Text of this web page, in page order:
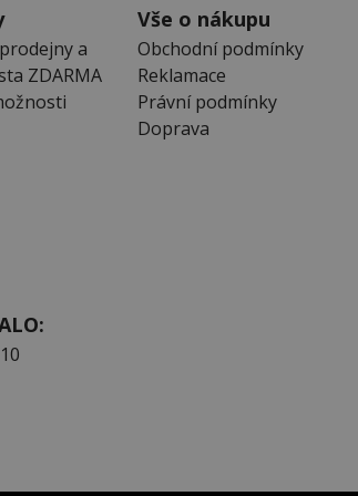
a
ZDARMA
Vše o nákupu
Obchodní podmínky
Reklamace
Právní podmínky
Doprava